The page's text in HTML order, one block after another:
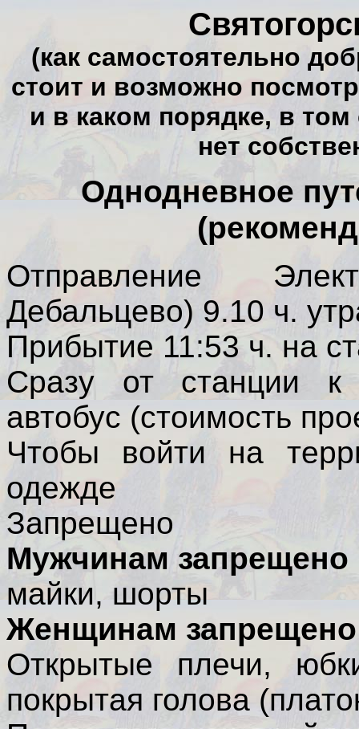
(как самостоятельно
стоит и возможно
и в каком порядке, в
нет
Однодневное
Отправление
Дебальцево) 9.10 ч.
Прибытие 11:53 ч. на
Сразу от станции к
автобус (стоимость
Чтобы войти на
одежде
Запрещено
Мужчинам запрещено
майки, шорты
Женщинам запрещено
Открытые плечи,
покрытая голова